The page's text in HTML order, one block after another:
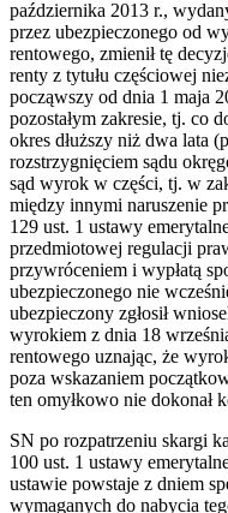
października 2013 r.,
przez ubezpieczonego od
rentowego, zmienił tę
renty z tytułu częściowej
począwszy od dnia 1 maja
pozostałym zakresie, tj. co
okres dłuższy niż dwa lata
rozstrzygnięciem sądu
sąd wyrok w części, tj. w
między innymi naruszenie
129 ust. 1 ustawy
przedmiotowej regulacji
przywróceniem i wypłatą
ubezpieczonego nie
ubezpieczony zgłosił
wyrokiem z dnia 18
rentowego uznając, że
poza wskazaniem
ten omyłkowo nie dokonał
SN po rozpatrzeniu skargi
100 ust. 1 ustawy
ustawie powstaje z dniem
wymaganych do nabycia